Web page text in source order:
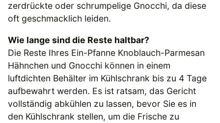
zerdrückte oder schrumpelige Gnocchi, da diese
oft geschmacklich leiden.
Wie lange sind die Reste haltbar?
Die Reste Ihres Ein-Pfanne Knoblauch-Parmesan
Hähnchen und Gnocchi können in einem
luftdichten Behälter im Kühlschrank bis zu 4 Tage
aufbewahrt werden. Es ist ratsam, das Gericht
vollständig abkühlen zu lassen, bevor Sie es in
den Kühlschrank stellen, um die Frische zu